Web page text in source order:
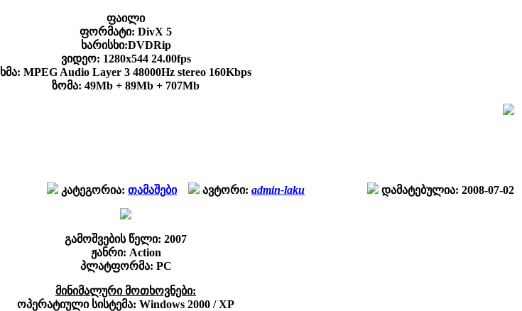
ფაილი
ფორმატი: DivX 5
ხარისხი:DVDRip
ვიდეო: 1280x544 24.00fps
ხმა: MPEG Audio Layer 3 48000Hz stereo 160Kbps
ზომა: 49Mb + 89Mb + 707Mb
კატეგორია: თამაშები ავტორი: admin-laku დამატებულია: 2008-07-02
გამოშვების წელი: 2007
ჟანრი: Action
პლატფორმა: PC
მინიმალური მოთხოვნები:
ოპერატიული სისტემა: Windows 2000 / XP